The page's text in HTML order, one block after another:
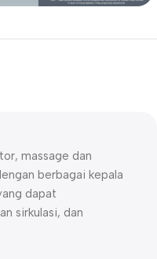
massage dan
berbagai kepala
dapat
sirkulasi, dan